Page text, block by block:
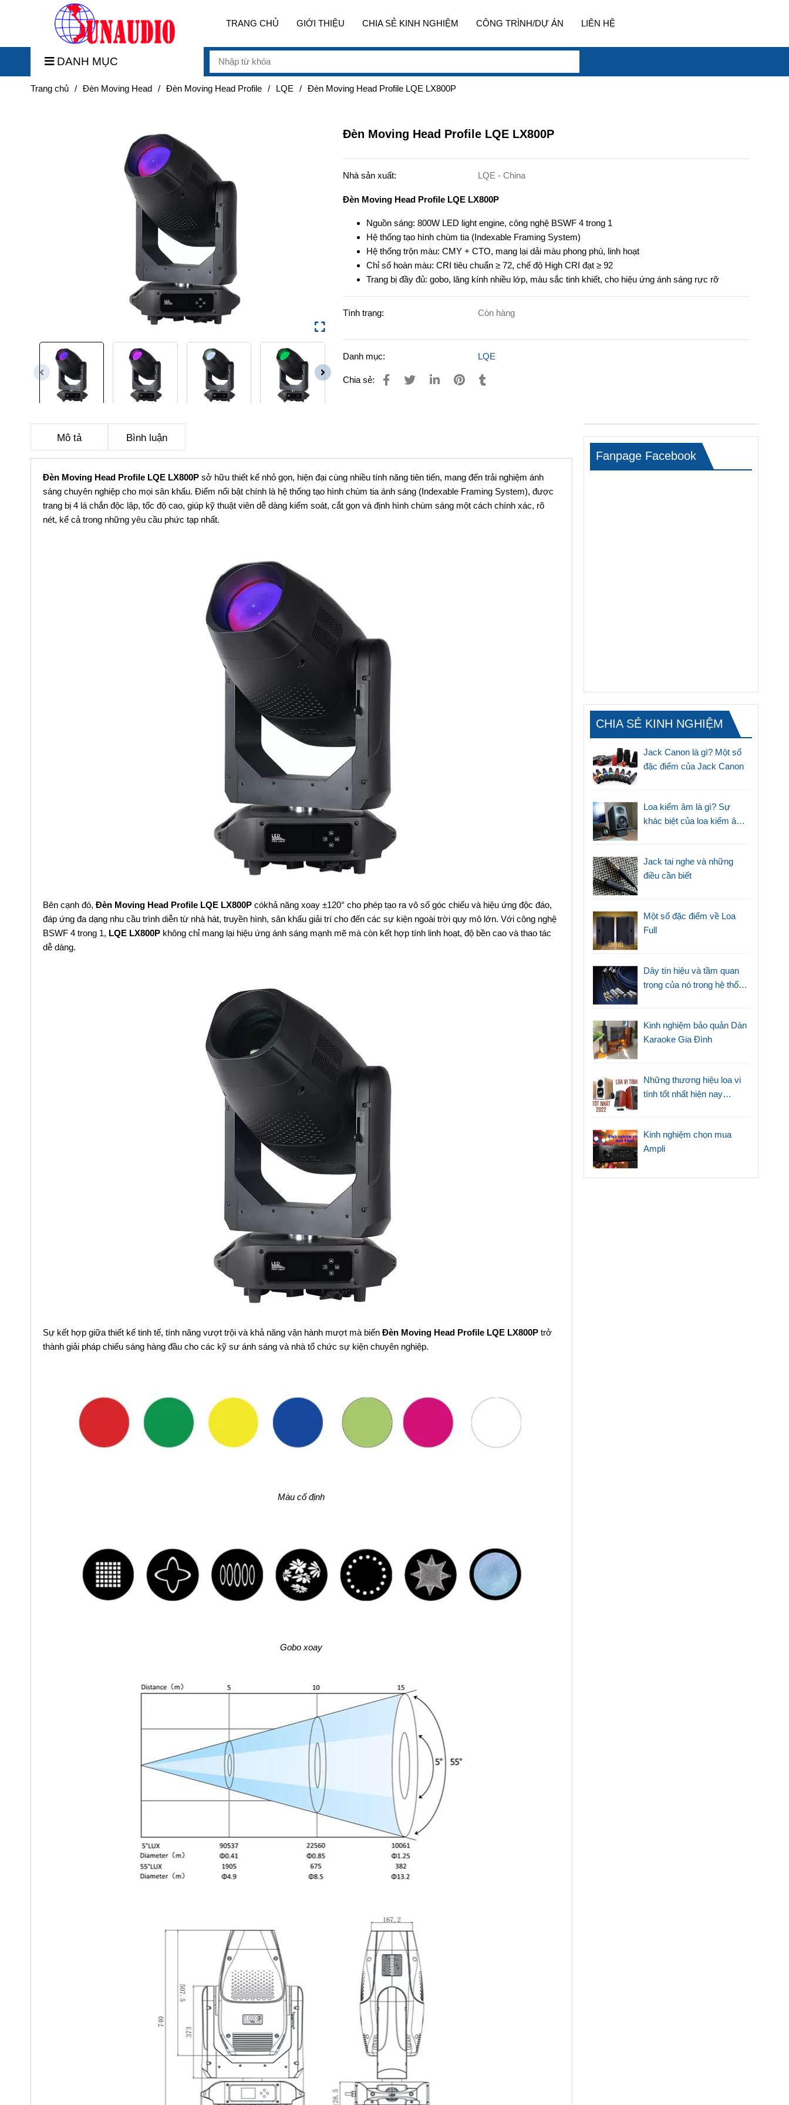
TRANG CHỦ GIỚI THIỆU CHIA SẺ KINH NGHIỆM CÔNG TRÌNH/DỰ ÁN LIÊN HỆ
DANH MỤC
Trang chủ / Đèn Moving Head / Đèn Moving Head Profile / LQE / Đèn Moving Head Profile LQE LX800P
Đèn Moving Head Profile LQE LX800P
Nhà sản xuất: LQE - China
Đèn Moving Head Profile LQE LX800P
Nguồn sáng: 800W LED light engine, công nghệ BSWF 4 trong 1
Hệ thống tạo hình chùm tia (Indexable Framing System)
Hệ thống trộn màu: CMY + CTO, mang lại dải màu phong phú, linh hoạt
Chỉ số hoàn màu: CRI tiêu chuẩn ≥ 72, chế độ High CRI đạt ≥ 92
Trang bị đầy đủ: gobo, lăng kính nhiều lớp, màu sắc tinh khiết, cho hiệu ứng ánh sáng rực rỡ
Tình trạng: Còn hàng
Danh mục: LQE
Chia sẻ:
Mô tả Bình luận
Đèn Moving Head Profile LQE LX800P sở hữu thiết kế nhỏ gọn, hiện đại cùng nhiều tính năng tiên tiến, mang đến trải nghiệm ánh
sáng chuyên nghiệp cho mọi sân khấu. Điểm nổi bật chính là hệ thống tạo hình chùm tia ánh sáng (Indexable Framing System), được
trang bị 4 lá chắn độc lập, tốc độ cao, giúp kỹ thuật viên dễ dàng kiểm soát, cắt gọn và định hình chùm sáng một cách chính xác, rõ
nét, kể cả trong những yêu cầu phức tạp nhất.
Bên cạnh đó, Đèn Moving Head Profile LQE LX800P cókhả năng xoay ±120° cho phép tạo ra vô số góc chiếu và hiệu ứng độc đáo,
đáp ứng đa dạng nhu cầu trình diễn từ nhà hát, truyền hình, sân khấu giải trí cho đến các sự kiện ngoài trời quy mô lớn. Với công nghệ
BSWF 4 trong 1, LQE LX800P không chỉ mang lại hiệu ứng ánh sáng mạnh mẽ mà còn kết hợp tính linh hoạt, độ bền cao và thao tác
dễ dàng.
Sự kết hợp giữa thiết kế tinh tế, tính năng vượt trội và khả năng vận hành mượt mà biến Đèn Moving Head Profile LQE LX800P trở
thành giải pháp chiếu sáng hàng đầu cho các kỹ sư ánh sáng và nhà tổ chức sự kiện chuyên nghiệp.
Màu cố định
Gobo xoay
Fanpage Facebook
CHIA SẺ KINH NGHIỆM
Jack Canon là gì? Một số
đặc điểm của Jack Canon
Loa kiểm âm là gì? Sự
khác biệt của loa kiểm âm
Jack tai nghe và những
điều cần biết
Một số đặc điểm về Loa
Full
Dây tín hiệu và tầm quan
trọng của nó trong hệ thống
Kinh nghiệm bảo quản Dàn
Karaoke Gia Đình
Những thương hiệu loa vi
tính tốt nhất hiện nay
Kinh nghiệm chọn mua
Ampli